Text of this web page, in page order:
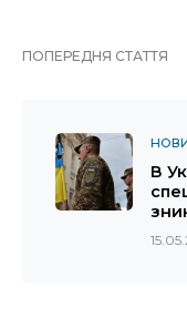
ПОПЕРЕДНЯ СТАТТЯ
В